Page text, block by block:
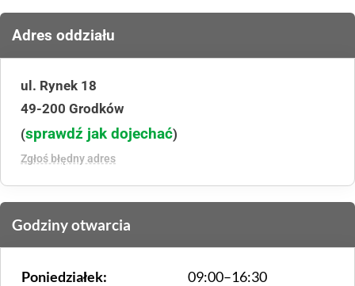
Adres oddziału
ul. Rynek 18
49-200 Grodków
(sprawdź jak dojechać)
Zgłoś błędny adres
Godziny otwarcia
Poniedziałek:
09:00–16:30